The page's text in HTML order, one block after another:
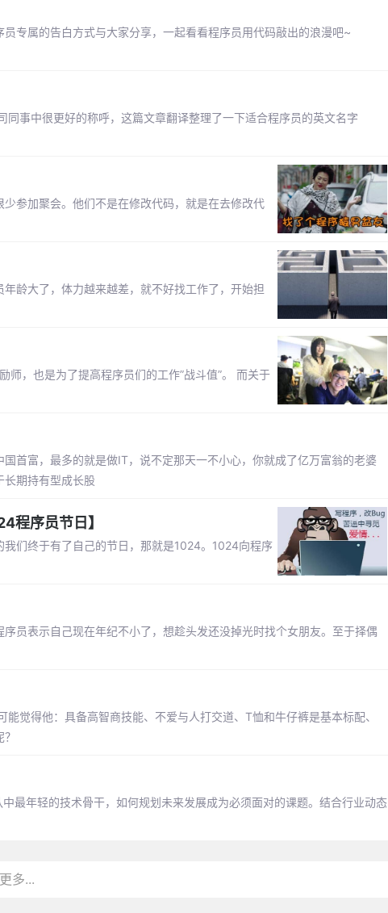
专属的告白方式与大家分享，一起看看程序员用代码敲出的浪漫吧~
事中很更好的称呼，这篇文章翻译整理了一下适合程序员的英文名字
参加聚会。他们不是在修改代码，就是在去修改代
龄大了，体力越来越差，就不好找工作了，开始担
，也是为了提高程序员们的工作”战斗值”。 而关于
首富，最多的就是做IT，说不定那天一不小心，你就成了亿万富翁的老婆
长期持有型成长股
程序员节日】
们终于有了自己的节日，那就是1024。1024向程序
员表示自己现在年纪不小了，想趁头发还没掉光时找个女朋友。至于择偶
觉得他：具备高智商技能、不爱与人打交道、T恤和牛仔裤是基本标配、
最年轻的技术骨干，如何规划未来发展成为必须面对的课题。结合行业动态
多...